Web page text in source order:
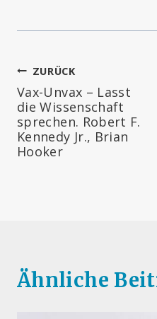
ZURÜCK
Vax-Unvax – Lasst
die Wissenschaft
sprechen. Robert F.
Kennedy Jr., Brian
Hooker
Ähnliche